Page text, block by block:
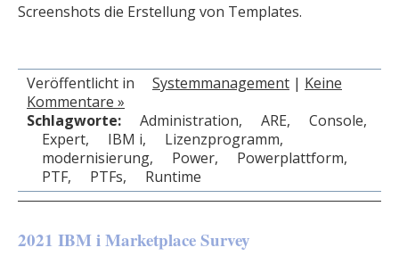
Screenshots die Erstellung von Templates.
Veröffentlicht in Systemmanagement | Keine
Kommentare »
Schlagworte:
Administration, ARE, Console,
Expert, IBM i, Lizenzprogramm,
modernisierung, Power, Powerplattform,
PTF, PTFs, Runtime
2021 IBM i Marketplace Survey